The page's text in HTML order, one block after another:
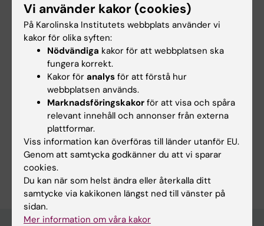
ARTICLE:EUROPEAN JOURNAL OF PUBLIC
HEALTH.2025;35(6):1107-1114
An index of multiple deprivation in Sweden:
measuring area-level socio-economic
inequalities
van der Velde L; Shabaan AN; Mattsson M;
Bodin T; Eikemo TA; Swartling Peterson S;
Danielsson A-K; Agardh EE
Alla författare
Är du Mathias Mattsson?
Redigera din profil
Vi använder kakor (cookies)
På Karolinska Institutets webbplats använder vi
kakor för olika syften:
Nödvändiga kakor för att webbplatsen ska
fungera korrekt.
Kakor för analys för att förstå hur
webbplatsen används.
Marknadsföringskakor för att visa och spåra
relevant innehåll och annonser från externa
plattformar.
Viss information kan överföras till länder utanför EU.
Genom att samtycka godkänner du att vi sparar
cookies.
Du kan när som helst ändra eller återkalla ditt
samtycke via kakikonen längst ned till vänster på
sidan.
Mer information om våra kakor